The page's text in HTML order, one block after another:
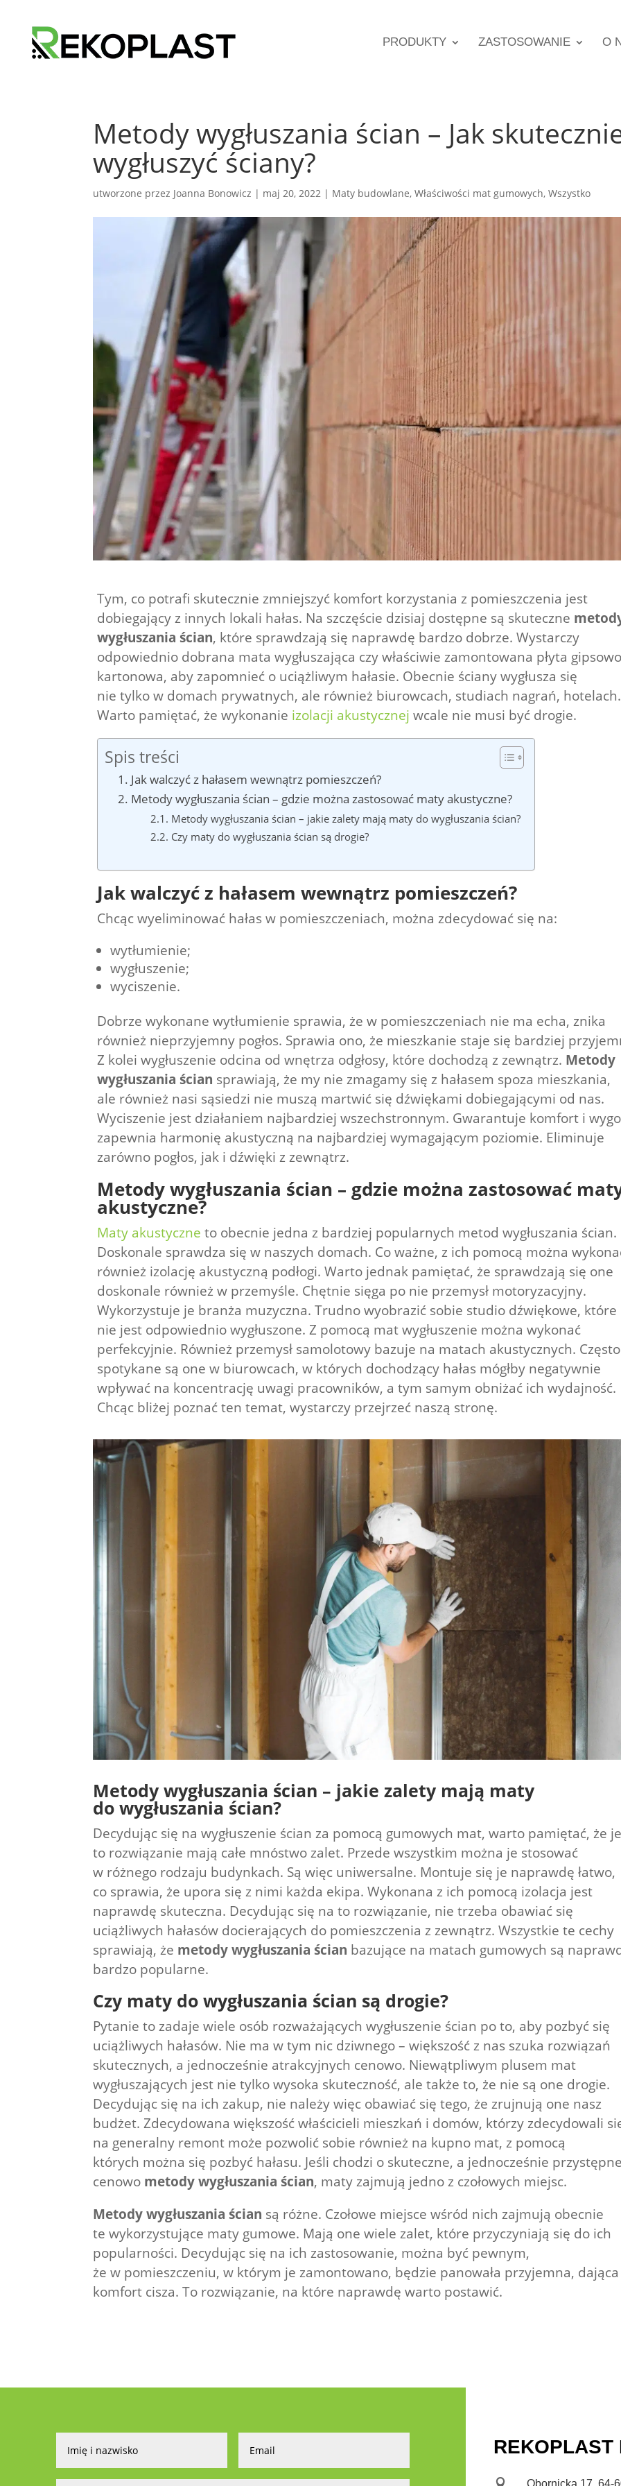
PRODUKTY ZASTOSOWANIE O
Metody wygłuszania ścian – Jak
wygłuszyć ściany?
utworzone przez Joanna Bonowicz | maj 20, 2022 | Maty budowlane,Właściwości mat gumowych,Wszystko
Tym, co potrafi skutecznie zmniejszyć komfort korzystania z pomieszczenia jest
dobiegający z innych lokali hałas. Na szczęście dzisiaj dostępne są skuteczne
wygłuszania ścian, które sprawdzają się naprawdę bardzo dobrze. Wystarczy
odpowiednio dobrana mata wygłuszająca czy właściwie zamontowana płyta
kartonowa, aby zapomnieć o uciążliwym hałasie. Obecnie ściany wygłusza się
nie tylko w domach prywatnych, ale również biurowcach, studiach nagrań, hotelach.
Warto pamiętać, że wykonanie izolacji akustycznej wcale nie musi być drogie.
Spis treści
Jak walczyć z hałasem wewnątrz pomieszczeń?
Metody wygłuszania ścian – gdzie można zastosować maty akustyczne?
Metody wygłuszania ścian – jakie zalety mają maty do wygłuszania ścian?
Czy maty do wygłuszania ścian są drogie?
Jak walczyć z hałasem wewnątrz pomieszczeń?
Chcąc wyeliminować hałas w pomieszczeniach, można zdecydować się na:
wytłumienie;
wygłuszenie;
wyciszenie.
Dobrze wykonane wytłumienie sprawia, że w pomieszczeniach nie ma echa, znika
również nieprzyjemny pogłos. Sprawia ono, że mieszkanie staje się bardziej
Z kolei wygłuszenie odcina od wnętrza odgłosy, które dochodzą z zewnątrz. Metody
wygłuszania ścian sprawiają, że my nie zmagamy się z hałasem spoza mieszkania,
ale również nasi sąsiedzi nie muszą martwić się dźwiękami dobiegającymi od nas.
Wyciszenie jest działaniem najbardziej wszechstronnym. Gwarantuje komfort i
zapewnia harmonię akustyczną na najbardziej wymagającym poziomie. Eliminuje
zarówno pogłos, jak i dźwięki z zewnątrz.
Metody wygłuszania ścian – gdzie można zastosować
akustyczne?
Maty akustyczne to obecnie jedna z bardziej popularnych metod wygłuszania ścian.
Doskonale sprawdza się w naszych domach. Co ważne, z ich pomocą można
również izolację akustyczną podłogi. Warto jednak pamiętać, że sprawdzają się one
doskonale również w przemyśle. Chętnie sięga po nie przemysł motoryzacyjny.
Wykorzystuje je branża muzyczna. Trudno wyobrazić sobie studio dźwiękowe, które
nie jest odpowiednio wygłuszone. Z pomocą mat wygłuszenie można wykonać
perfekcyjnie. Również przemysł samolotowy bazuje na matach akustycznych. Często
spotykane są one w biurowcach, w których dochodzący hałas mógłby negatywnie
wpływać na koncentrację uwagi pracowników, a tym samym obniżać ich wydajność.
Chcąc bliżej poznać ten temat, wystarczy przejrzeć naszą stronę.
Metody wygłuszania ścian – jakie zalety mają maty
do wygłuszania ścian?
Decydując się na wygłuszenie ścian za pomocą gumowych mat, warto pamiętać, że
to rozwiązanie mają całe mnóstwo zalet. Przede wszystkim można je stosować
w różnego rodzaju budynkach. Są więc uniwersalne. Montuje się je naprawdę łatwo,
co sprawia, że upora się z nimi każda ekipa. Wykonana z ich pomocą izolacja jest
naprawdę skuteczna. Decydując się na to rozwiązanie, nie trzeba obawiać się
uciążliwych hałasów docierających do pomieszczenia z zewnątrz. Wszystkie te cechy
sprawiają, że metody wygłuszania ścian bazujące na matach gumowych są
bardzo popularne.
Czy maty do wygłuszania ścian są drogie?
Pytanie to zadaje wiele osób rozważających wygłuszenie ścian po to, aby pozbyć się
uciążliwych hałasów. Nie ma w tym nic dziwnego – większość z nas szuka rozwiązań
skutecznych, a jednocześnie atrakcyjnych cenowo. Niewątpliwym plusem mat
wygłuszających jest nie tylko wysoka skuteczność, ale także to, że nie są one drogie.
Decydując się na ich zakup, nie należy więc obawiać się tego, że zrujnują one nasz
budżet. Zdecydowana większość właścicieli mieszkań i domów, którzy zdecydowali
na generalny remont może pozwolić sobie również na kupno mat, z pomocą
których można się pozbyć hałasu. Jeśli chodzi o skuteczne, a jednocześnie
cenowo metody wygłuszania ścian, maty zajmują jedno z czołowych miejsc.
Metody wygłuszania ścian są różne. Czołowe miejsce wśród nich zajmują obecnie
te wykorzystujące maty gumowe. Mają one wiele zalet, które przyczyniają się do ich
popularności. Decydując się na ich zastosowanie, można być pewnym,
że w pomieszczeniu, w którym je zamontowano, będzie panowała przyjemna, dająca
komfort cisza. To rozwiązanie, na które naprawdę warto postawić.
 Obornicka 17, 64-